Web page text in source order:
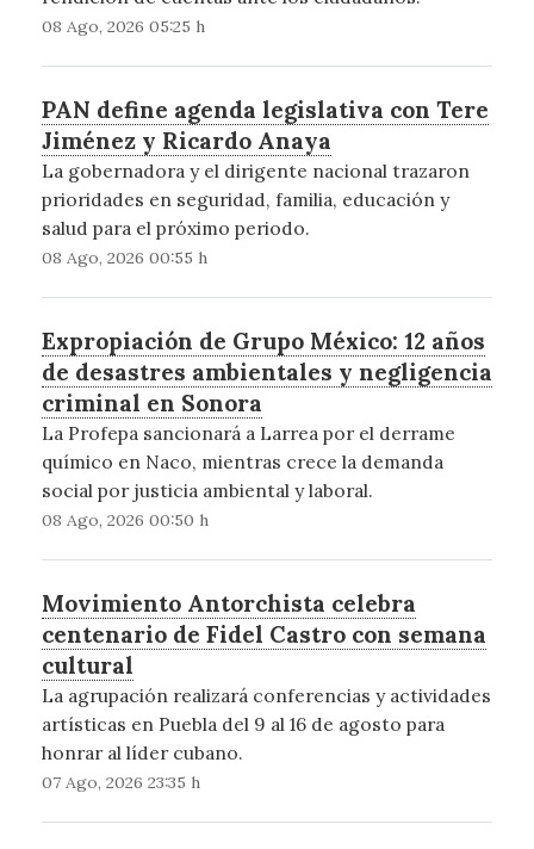
08 Ago, 2026 05:25 h
PAN define agenda legislativa con Tere
Jiménez y Ricardo Anaya
La gobernadora y el dirigente nacional trazaron
prioridades en seguridad, familia, educación y
salud para el próximo periodo.
08 Ago, 2026 00:55 h
Expropiación de Grupo México: 12 años
de desastres ambientales y negligencia
criminal en Sonora
La Profepa sancionará a Larrea por el derrame
químico en Naco, mientras crece la demanda
social por justicia ambiental y laboral.
08 Ago, 2026 00:50 h
Movimiento Antorchista celebra
centenario de Fidel Castro con semana
cultural
La agrupación realizará conferencias y actividades
artísticas en Puebla del 9 al 16 de agosto para
honrar al líder cubano.
07 Ago, 2026 23:35 h